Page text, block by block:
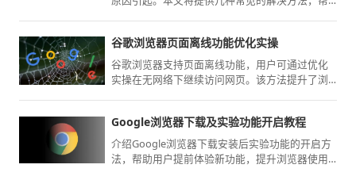
谷歌浏览器页面离线功能优化实操
谷歌浏览器支持页面离线功能，用户可通过优化
实操在无网络下继续访问网页。该方法提升了浏
Google浏览器下载及实验功能开启教程
介绍Google浏览器下载安装后实验功能的开启方
法，帮助用户提前体验新功能，提升浏览器使用